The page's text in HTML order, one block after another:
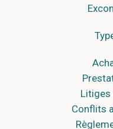
Litiges
Conflits